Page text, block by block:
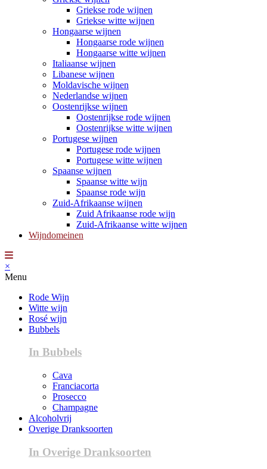
Griekse rode wijnen
Griekse witte wijnen
Hongaarse wijnen
Hongaarse rode wijnen
Hongaarse witte wijnen
Italiaanse wijnen
Libanese wijnen
Moldavische wijnen
Nederlandse wijnen
Oostenrijkse wijnen
Oostenrijkse rode wijnen
Oostenrijkse witte wijnen
Portugese wijnen
Portugese rode wijnen
Portugese witte wijnen
Spaanse wijnen
Spaanse witte wijn
Spaanse rode wijn
Zuid-Afrikaanse wijnen
Zuid Afrikaanse rode wijn
Zuid-Afrikaanse witte wijnen
Wijndomeinen
×
Menu
Rode Wijn
Witte wijn
Rosé wijn
Bubbels
In Bubbels
Cava
Franciacorta
Prosecco
Champagne
Alcoholvrij
Overige Dranksoorten
In Overige Dranksoorten